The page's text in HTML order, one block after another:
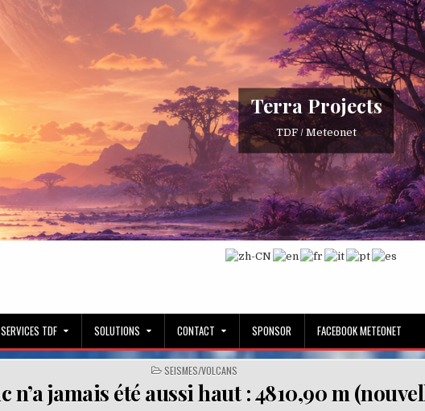
Terra Projects
TDF / Meteonet
SERVICES TDF SOLUTIONS CONTACT SPONSOR FACEBOOK METEONET
POSTED
IN
SEISMES/VOLCANS
n’a jamais été aussi haut : 4810,90 m